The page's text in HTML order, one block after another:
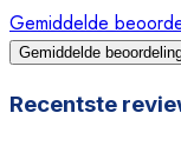
Gemiddelde
Gemiddelde
Recentste